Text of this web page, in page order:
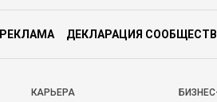
РЕКЛАМА ДЕКЛАРАЦИЯ
КАРЬЕРА